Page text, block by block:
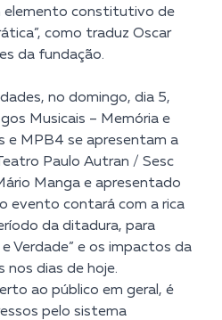
elemento constitutivo de
como traduz Oscar
da fundação.
no domingo, dia 5,
Musicais – Memória e
e MPB4 se apresentam a
Paulo Autran / Sesc
Manga e apresentado
evento contará com a rica
da ditadura, para
Verdade” e os impactos da
nos dias de hoje.
ao público em geral, é
pelo sistema